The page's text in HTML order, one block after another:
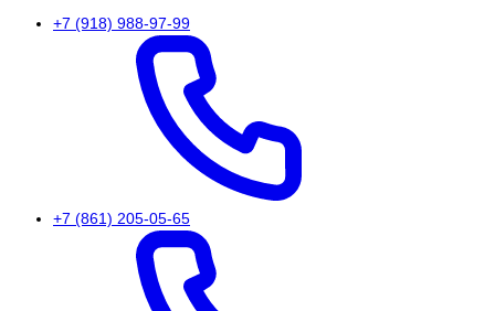
+7 (918) 988-97-99
+7 (861) 205-05-65